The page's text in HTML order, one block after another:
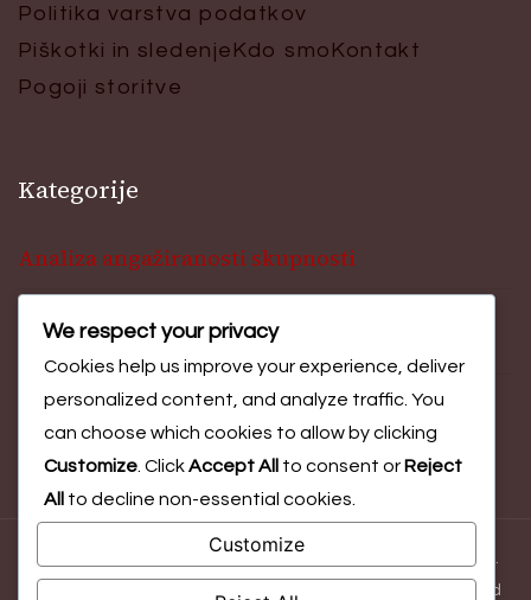
Politika varstva podatkov
Piškotki in sledenje Kdo smo Kontakt
Pogoji storitve
Kategorije
Analiza angažiranosti skupnosti
Ocena izidov dogodka
Vpogledi v sodelovanje na festivalu
motorcityfestival.com
Powered
We respect your privacy
Cookies help us improve your experience, deliver
personalized content, and analyze traffic. You
can choose which cookies to allow by clicking
Customize . ClickAccept All to consent or Reject
All
to decline non-essential cookies.
Customize